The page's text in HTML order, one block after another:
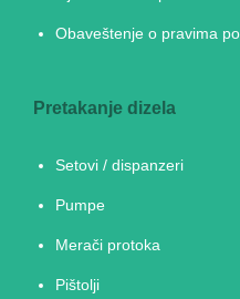
Obaveštenje o pravima
Pretakanje dizela
Setovi / dispanzeri
Pumpe
Merači protoka
Pištolji